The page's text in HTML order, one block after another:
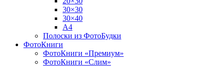
30×30
30×40
A4
Полоски из ФотоБудки
ФотоКниги
ФотоКниги «Премиум»
ФотоКниги «Слим»